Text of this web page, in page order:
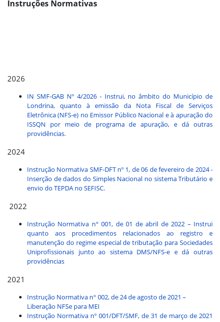
Instruções Normativas
2026
IN SMF-GAB Nº 4/2026 - Instrui, no âmbito do Município de
Londrina, quanto à emissão da Nota Fiscal de Serviços
Eletrônica (NFS-e) no Emissor Público Nacional e à apuração do
ISSQN por meio de programa de apuração, e dá outras
providências.
2024
Instrução Normativa SMF-DFT nº 1, de 06 de fevereiro de 2024 -
Inserção de dados do Simples Nacional no sistema Tributário e
envio do TEPDA no SEFISC.
2022
Instrução Normativa n° 001, de 01 de abril de 2022 – Instrui
quanto aos procedimentos relacionados ao registro e
manutenção do regime especial de tributação para Sociedades
Uniprofissionais junto ao sistema DMS/NFS-e e dá outras
providências
2021
Instrução Normativa n° 002, de 24 de agosto de 2021 –
Liberação NFSe para MEI
Instrução Normativa nº 001/DFT/SMF, de 31 de março de 2021